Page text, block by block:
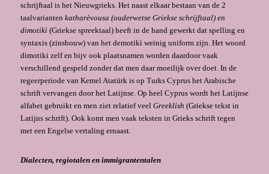
schrijftaal is het Nieuwgrieks. Het naast elkaar bestaan van de 2
taalvarianten katharèvousa (ouderwetse Griekse schrijftaal) en
dimotikì (Griekse spreektaal) heeft in de hand gewerkt dat spelling en
syntaxis (zinsbouw) van het demotikì weinig uniform zijn. Het woord
dimotiki zelf en bijv ook plaatsnamen worden daardoor vaak
verschillend gespeld zonder dat men daar moeilijk over doet. In de
regeerperiode van Kemel Atatürk is op Turks Cyprus het Arabische
schrift vervangen door het Latijnse. Op heel Cyprus wordt het Latijnse
alfabet gebruikt en men ziet relatief veel Greeklish (Griekse tekst in
Latijns schrift). Ook komt men vaak teksten in Grieks schrift tegen
met een Engelse vertaling ernaast.
Dialecten, regiotalen en immigrantentalen